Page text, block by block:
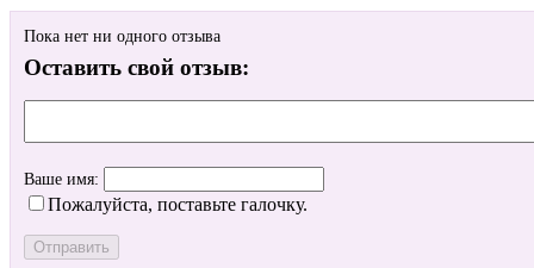
Пока нет ни одного отзыва
Оставить свой отзыв:
Ваше имя:
Пожалуйста, поставьте галочку.